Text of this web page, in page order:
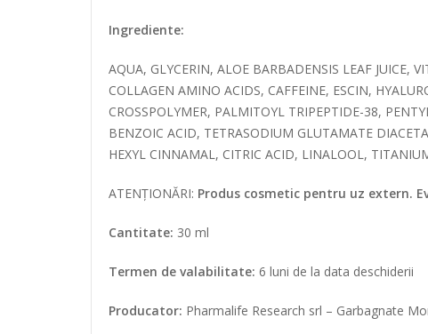
Ingrediente:
AQUA, GLYCERIN, ALOE BARBADENSIS LEAF JUICE,
COLLAGEN AMINO ACIDS, CAFFEINE, ESCIN,
CROSSPOLYMER, PALMITOYL TRIPEPTIDE-38,
BENZOIC ACID, TETRASODIUM GLUTAMATE
HEXYL CINNAMAL, CITRIC ACID, LINALOOL,
ATENȚIONĂRI: Produs cosmetic pentru uz extern.
Cantitate: 30 ml
Termen de valabilitate: 6 luni de la data deschiderii
Producator: Pharmalife Research srl – Garbagnate